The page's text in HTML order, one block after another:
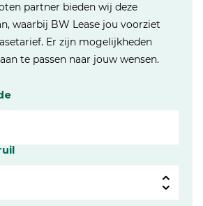
partner bieden wij deze
waarbij BW Lease jou voorziet
Er zijn mogelijkheden
te passen naar jouw wensen.